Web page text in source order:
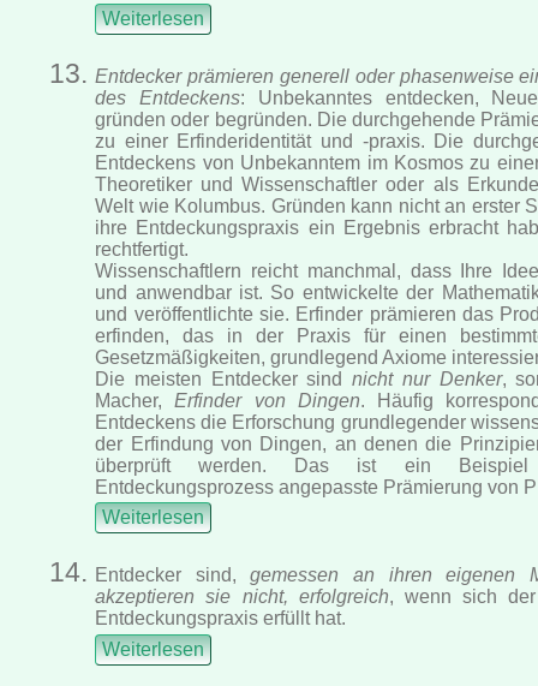
Weiterlesen
Entdecker prämieren generell oder phasenweise
des Entdeckens: Unbekanntes entdecken,
gründen oder begründen. Die durchgehende
zu einer Erfinderidentität und -praxis. Die
Entdeckens von Unbekanntem im Kosmos zu
Theoretiker und Wissenschaftler oder als
Welt wie Kolumbus. Gründen kann nicht an erster
ihre Entdeckungspraxis ein Ergebnis erbracht
rechtfertigt.
Wissenschaftlern reicht manchmal, dass Ihre
und anwendbar ist. So entwickelte der
und veröffentlichte sie. Erfinder prämieren das
erfinden, das in der Praxis für einen
Gesetzmäßigkeiten, grundlegend Axiome
Die meisten Entdecker sindnicht nur Denker,
Macher,Erfinder von Dingen. Häufig
Entdeckens die Erforschung grundlegender
der Erfindung von Dingen, an denen die
überprüft werden. Das ist ein
Entdeckungsprozess angepasste Prämierung von
Weiterlesen
Entdecker sind,gemessen an ihren eigenen
akzeptieren sie nicht, erfolgreich, wenn sich
Entdeckungspraxis erfüllt hat.
Weiterlesen